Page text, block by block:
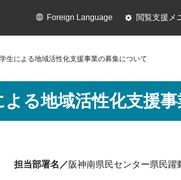
Foreign Language 閲覧支援メ
生による地域活性化支援事業の募集について
る地域活性化支援
担当部署名／ 阪神南県民センター県民